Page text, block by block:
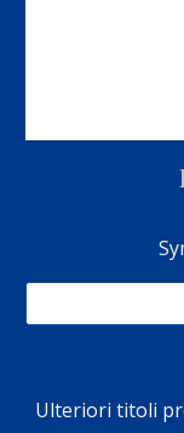
Ulteriori titoli